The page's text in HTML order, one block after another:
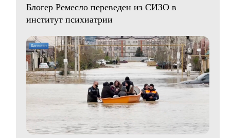
Блогер Ремесло переведен из СИЗО в
институт психиатрии